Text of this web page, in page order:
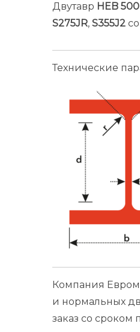
Двутавр HEB 500
S275JR, S355J2
Технические
Компания
и нормальных
заказ со сроком